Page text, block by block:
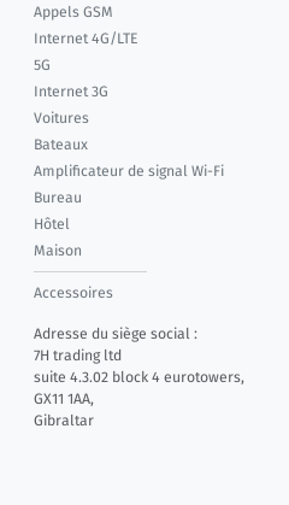
Appels GSM
Internet 4G/LTE
5G
Internet 3G
Voitures
Bateaux
Amplificateur de signal Wi-Fi
Bureau
Hôtel
Maison
Accessoires
Adresse du siège social :
7H trading ltd
suite 4.3.02 block 4 eurotowers,
GX11 1AA,
Gibraltar